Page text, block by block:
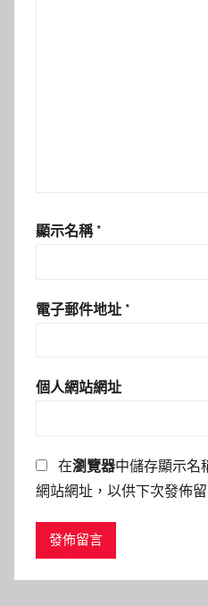
顯示名稱 *
電子郵件地址 *
個人網站網址
在瀏覽器中儲存顯示名
網站網址，以供下次發佈